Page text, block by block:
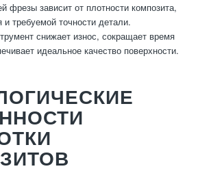
фрезы зависит от плотности композита,
требуемой точности детали.
снижает износ, сокращает время
идеальное качество поверхности.